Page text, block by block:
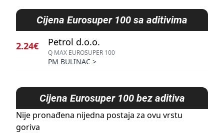
Cijena Eurosuper 100 sa aditivima
2.24€ Petrol d.o.o.
Q MAX EUROSUPER 100
PM BULINAC >
Cijena Eurosuper 100 bez aditiva
Nije pronađena nijedna postaja za ovu vrstu
goriva